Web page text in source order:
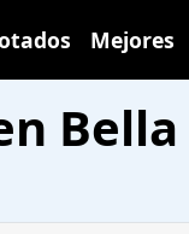
Mejores